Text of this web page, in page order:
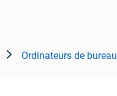
Ordinateurs de bureau